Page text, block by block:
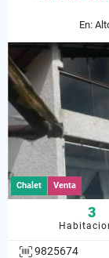
En:
Chalet Venta
3
9825674